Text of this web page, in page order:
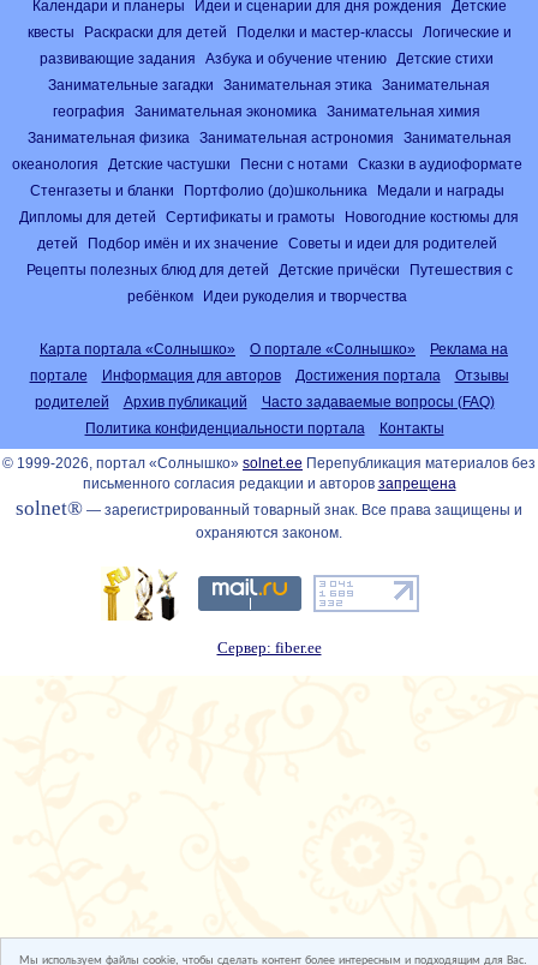
Мы используем файлы cookie, чтобы сделать контент более интересным и подходящим для Вас.
Календари и планеры
Идеи и сценарии для дня рождения
Детские
квесты
Раскраски для детей Поделки и мастер-классы
Логические и
развивающие задания
Азбука и обучение чтению
Детские стихи
Занимательные загадки
Занимательная этика
Занимательная
география
Занимательная экономика
Занимательная химия
Занимательная физика
Занимательная астрономия
Занимательная
океанология
Детские частушки Песни с нотами
Сказки в аудиоформате
Стенгазеты и бланки
Портфолио (до)школьника
Медали и награды
Дипломы для детей
Сертификаты и грамоты
Новогодние костюмы для
детей
Подбор имён и их значение
Советы и идеи для родителей
Рецепты полезных блюд для детей
Детские причёски
Путешествия с
ребёнком
Идеи рукоделия и творчества
Карта портала «Солнышко» О портале «Солнышко»
Реклама на
портале
Информация для авторов Достижения портала
Отзывы
родителей
Архив публикаций
Часто задаваемые вопросы (FAQ)
Политика конфиденциальности портала
Контакты
© 1999-2026, портал «Солнышко» solnet.ee Перепубликация материалов без
письменного согласия редакции и авторов запрещена
solnet® — зарегистрированный товарный знак. Все права защищены и
охраняются законом.
Сервер: fiber.ee